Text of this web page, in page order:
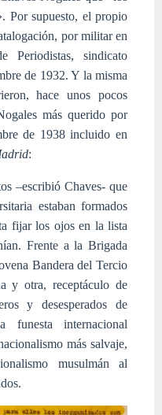
Por supuesto, el propio
por militar en
Periodistas, sindicato
de 1932. Y la misma
hace unos pocos
más querido por
de 1938 incluido en
:
–escribió Chaves- que
estaban formados
fijar los ojos en la lista
Frente a la Brigada
Bandera del Tercio
y otra, receptáculo de
y desesperados de
internacional
más salvaje,
musulmán al